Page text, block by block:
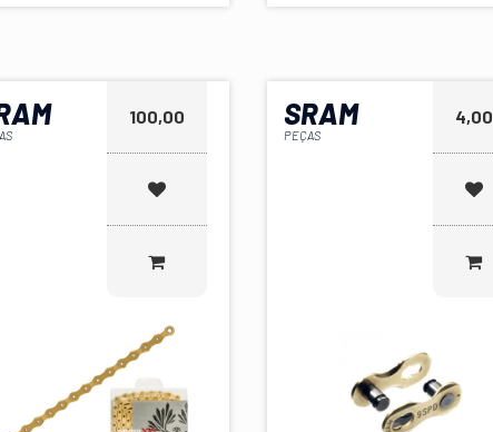
100,00 SRAM
PEÇAS
4,00